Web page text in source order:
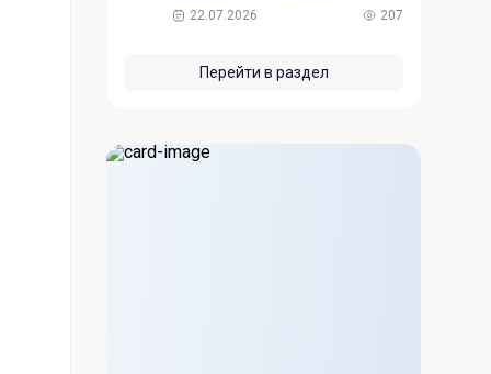
22.07.2026 207
Перейти в раздел